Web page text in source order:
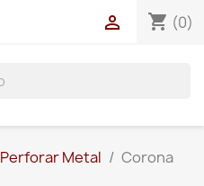
shopping_cart (0)

Perforar Metal
Corona